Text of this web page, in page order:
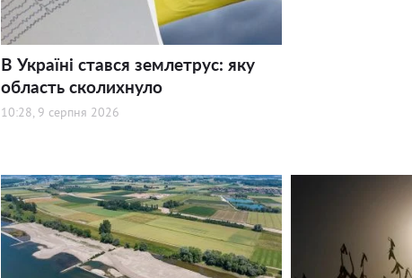
В Україні стався землетрус: яку
область сколихнуло
10:28, 9 серпня 2026